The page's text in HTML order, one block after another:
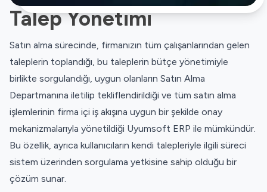
Talep Yönetimi
Satın alma sürecinde, firmanızın tüm çalışanlarından gelen
taleplerin toplandığı, bu taleplerin bütçe yönetimiyle
birlikte sorgulandığı, uygun olanların Satın Alma
Departmanına iletilip tekliflendirildiği ve tüm satın alma
işlemlerinin firma içi iş akışına uygun bir şekilde onay
mekanizmalarıyla yönetildiği Uyumsoft ERP ile mümkündür.
Bu özellik, ayrıca kullanıcıların kendi talepleriyle ilgili süreci
sistem üzerinden sorgulama yetkisine sahip olduğu bir
çözüm sunar.